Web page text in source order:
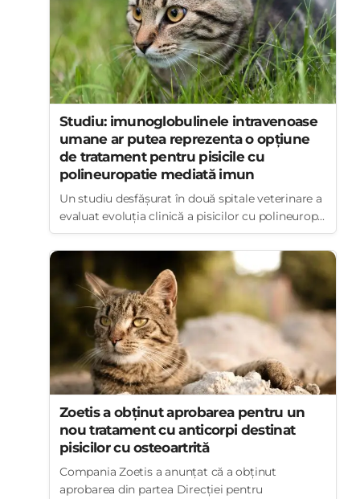
Studiu: imunoglobulinele intravenoase
umane ar putea reprezenta o opțiune
de tratament pentru pisicile cu
polineuropatie mediată imun
Un studiu desfășurat în două spitale veterinare a
evaluat evoluția clinică a pisicilor cu polineurop...
Zoetis a obținut aprobarea pentru un
nou tratament cu anticorpi destinat
pisicilor cu osteoartrită
Compania Zoetis a anunțat că a obținut
aprobarea din partea Direcției pentru